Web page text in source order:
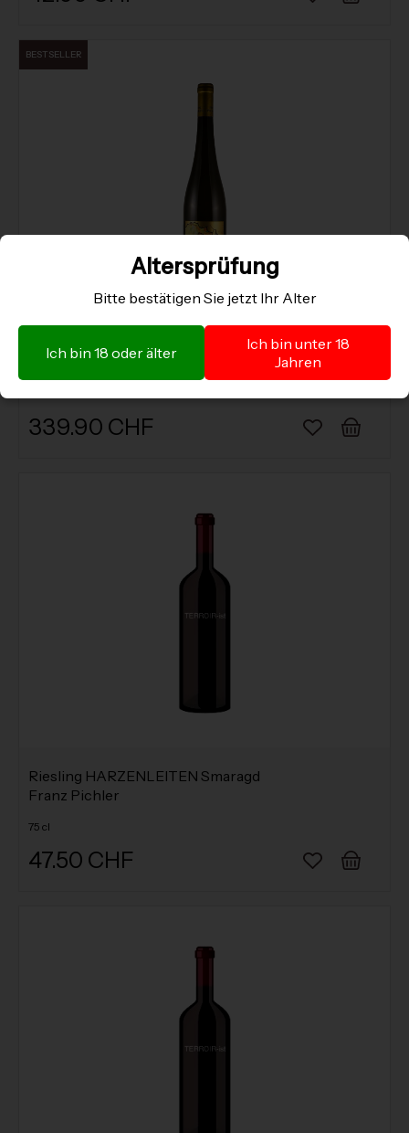
Altersprüfung
Bitte bestätigen Sie jetzt Ihr Alter
Ich bin 18 oder älter
Ich bin unter 18
Jahren
BESTSELLER
Grüner Veltliner DAS BESTE Kollmütz Smaragd
Franz Pichler
339.90 CHF
Riesling HARZENLEITEN Smaragd
Franz Pichler
75 cl
47.50 CHF